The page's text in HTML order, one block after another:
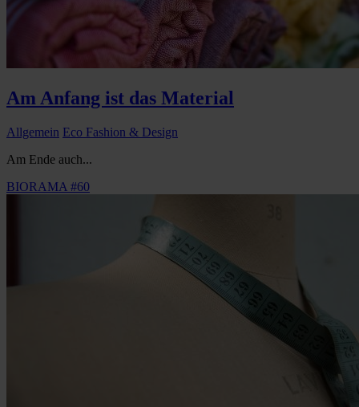
Am Anfang ist das Material
Allgemein Eco Fashion & Design
Am Ende auch...
BIORAMA #60